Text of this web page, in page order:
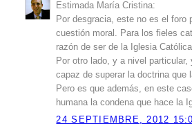
Estimada María Cristina:
Por desgracia, este no es el foro
cuestión moral. Para los fieles
razón de ser de la Iglesia
Por otro lado, y a nivel
capaz de superar la doctrina
Pero es que además, en este
humana la condena que hace la
24 SEPTIEMBRE, 2012